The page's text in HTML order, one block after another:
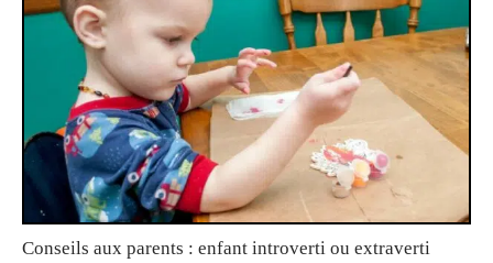
Conseils aux parents : enfant introverti ou extraverti